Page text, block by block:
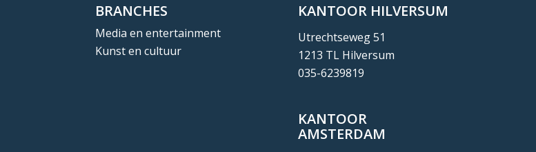
BRANCHES
Media en entertainment
Kunst en cultuur
KANTOOR HILVERSUM
Utrechtseweg 51
1213 TL Hilversum
035-6239819
KANTOOR
AMSTERDAM